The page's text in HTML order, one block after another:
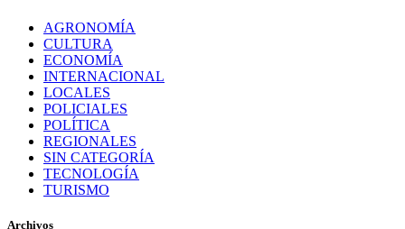
AGRONOMÍA
CULTURA
ECONOMÍA
INTERNACIONAL
LOCALES
POLICIALES
POLÍTICA
REGIONALES
SIN CATEGORÍA
TECNOLOGÍA
TURISMO
Archivos